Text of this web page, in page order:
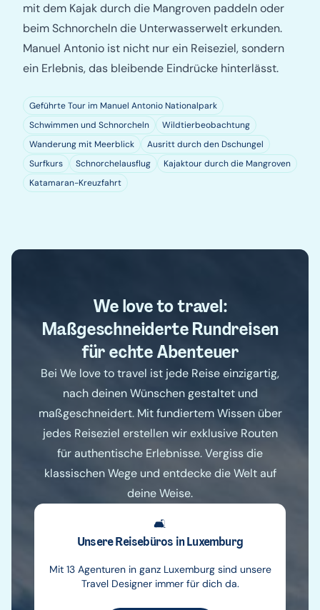
mit dem Kajak durch die Mangroven paddeln oder
beim Schnorcheln die Unterwasserwelt erkunden.
Manuel Antonio ist nicht nur ein Reiseziel, sondern
ein Erlebnis, das bleibende Eindrücke hinterlässt.
Geführte Tour im Manuel Antonio Nationalpark
Schwimmen und Schnorcheln
Wildtierbeobachtung
Wanderung mit Meerblick
Ausritt durch den Dschungel
Surfkurs
Schnorchelausflug
Kajaktour durch die Mangroven
Katamaran-Kreuzfahrt
We love to travel:
Maßgeschneiderte Rundreisen
für echte Abenteuer
Bei We love to travel ist jede Reise einzigartig,
nach deinen Wünschen gestaltet und
maßgeschneidert. Mit fundiertem Wissen über
jedes Reiseziel erstellen wir exklusive Routen
für authentische Erlebnisse. Vergiss die
klassischen Wege und entdecke die Welt auf
deine Weise.
🛋️
Unsere Reisebüros in Luxemburg
Mit 13 Agenturen in ganz Luxemburg sind unsere
Travel Designer immer für dich da.